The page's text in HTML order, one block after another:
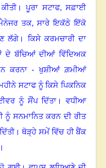
।ਪੂਰਾ ਸਟਾਫ, ਸਫ਼ਾਈ
ਤਕ, ਸਾਰੇ ਇਕੱਠੇ ਇੱਕੋ
ਲੱਗੇ। ਕਿਸੇ ਕਰਮਚਾਰੀ ਦਾ
ਦੇ ਬੱਚਿਆਂ ਦੀਆਂ ਵਿੱਦਿਅਕ
ਕਰਨਾ - ਖੁਸ਼ੀਆਂ ਗ਼ਮੀਆਂ
ਸਟਾਫ ਨੂੰ ਕਿਸੇ ਪਿਕਨਿਕ
ਨੂੰ ਸੌਂਪ ਦਿੱਤਾ ।ਵਧੀਆ
ਨੂੰ ਸਨਮਾਨਿਤ ਕਰਨ ਦੀ ਰੀਤ
।ਥੋੜ੍ਹੇ ਸਮੇਂ ਵਿੱਚ ਹੀ ਬੈਂਕ